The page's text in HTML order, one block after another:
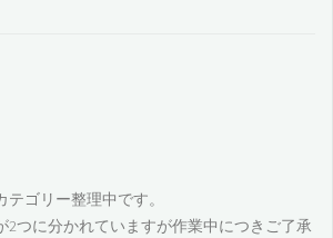
ゴリー整理中です。
2つに分かれていますが作業中につきご了承